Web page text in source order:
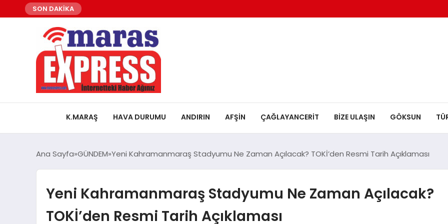
SON DAKİKA
K.MARAŞ HAVA DURUMU ANDIRIN AFŞİN ÇAĞLAYANCERİT BİZE ULAŞIN GÖKSUN
Ana Sayfa GÜNDEM Yeni Kahramanmaraş Stadyumu Ne Zaman Açılacak? TOKİ’den Resmi Tarih Açıklaması
Yeni Kahramanmaraş Stadyumu Ne Zaman Açılacak?
TOKİ’den Resmi Tarih Açıklaması